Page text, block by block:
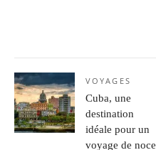
VOYAGES
Cuba, une
destination
idéale pour un
voyage de noce